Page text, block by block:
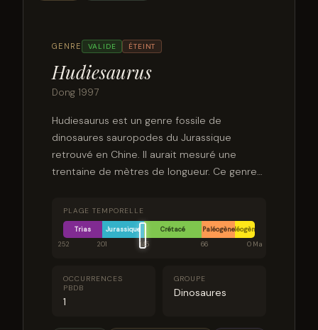
GENRE VALIDE ÉTEINT
Hudiesaurus
Dong 1997
Hudiesaurus est un genre fossile de
dinosaures sauropodes du Jurassique
retrouvé en Chine. Il aurait mesuré une
trentaine de mètres de longueur. Ce genre
fossile connue est l'espèce type
Hudiesaurus sinojapanorum
PLAGE TEMPORELLE
Trias Jurassique Crétacé PaléogèneNéogène
252
201 145 66 0 Ma
OCCURRENCES
PBDB
1
GROUPE
Dinosaures